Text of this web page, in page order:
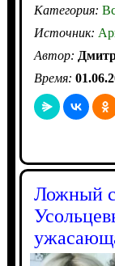
Категория:
Источник:
Автор:
Время:
Ложный